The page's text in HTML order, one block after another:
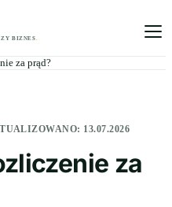
BIZNES
za prąd?
13.07.2026
za